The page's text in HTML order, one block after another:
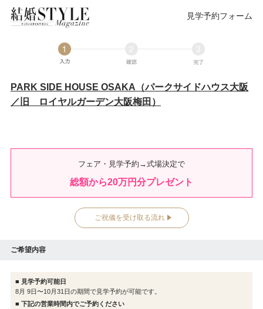
見学予約フォーム
PARK SIDE HOUSE OSAKA（パークサイドハウス大阪
／旧 ロイヤルガーデン大阪梅田）
フェア・見学予約→式場決定で
総額から20万円分プレゼント
ご祝儀を受け取る流れ
ご希望内容
■ 見学予約可能日
8月 9日〜10月31日の期間で見学予約が可能です。
■ 下記の営業時間内でご予約ください